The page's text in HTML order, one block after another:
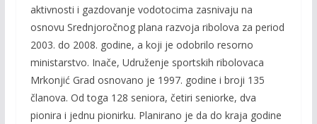
aktivnosti i gazdovanje vodotocima zasnivaju na
osnovu Srednjoročnog plana razvoja ribolova za period
2003. do 2008. godine, a koji je odobrilo resorno
ministarstvo. Inače, Udruženje sportskih ribolovaca
Mrkonjić Grad osnovano je 1997. godine i broji 135
članova. Od toga 128 seniora, četiri seniorke, dva
pionira i jednu pionirku. Planirano je da do kraja godine